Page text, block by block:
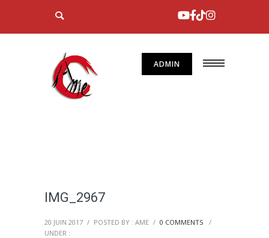
ADMIN
IMG_2967
20 JUIN 2017 / POSTED BY : AME / 0 COMMENTS
/
UNDER :